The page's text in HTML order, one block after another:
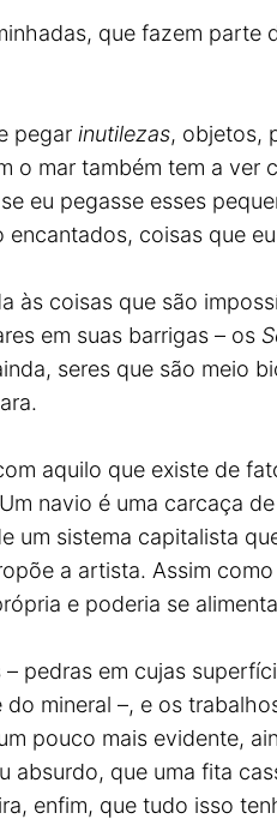
que fazem
pegar inutilezas, objetos,
o mar também tem a
eu pegasse esses
coisas que
coisas que são
em suas barrigas – os
seres que são meio
aquilo que existe de
navio é uma carcaça
sistema capitalista
a artista. Assim
e poderia se
pedras em cujas
mineral –, e os
pouco mais evidente,
que uma fita
enfim, que tudo isso